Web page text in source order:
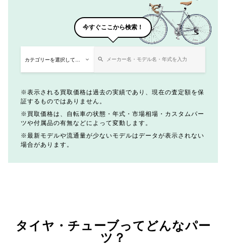
今すぐここから検索！
表示される買取価格は過去の実績であり、現在の査定額を保
証するものではありません。
買取価格は、自転車の状態・年式・市場相場・カスタムパー
ツや付属品の有無などによって変動します。
最新モデルや流通量が少ないモデルはデータが表示されない
場合があります。
タイヤ・チューブってどんなパー
ツ？